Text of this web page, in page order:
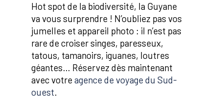
Hot spot de la biodiversité, la Guyane
va vous surprendre ! N’oubliez pas vos
jumelles et appareil photo : il n’est pas
rare de croiser singes, paresseux,
tatous, tamanoirs, iguanes, loutres
géantes… Réservez dès maintenant
avec votreagence de voyage du Sud-
ouest.